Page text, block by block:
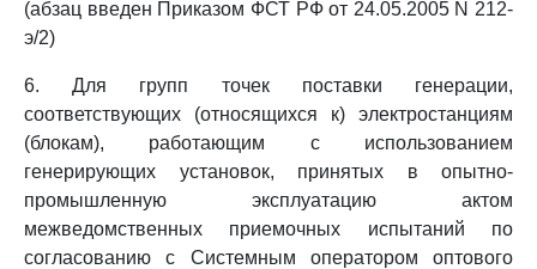
(абзац введен Приказом ФСТ РФ от 24.05.2005 N 212-
э/2)
6. Для групп точек поставки генерации,
соответствующих (относящихся к) электростанциям
(блокам), работающим с использованием
генерирующих установок, принятых в опытно-
промышленную эксплуатацию актом
межведомственных приемочных испытаний по
согласованию с Системным оператором оптового